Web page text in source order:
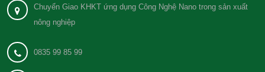
Chuyển Giao KHKT ứng dụng Công Nghệ Nano trong sản xuất
nông nghiệp
0835 99 85 99